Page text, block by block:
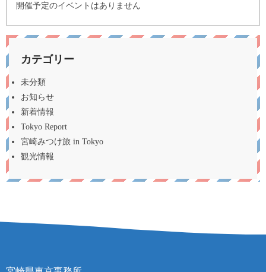
開催予定のイベントはありません
カテゴリー
未分類
お知らせ
新着情報
Tokyo Report
宮崎みつけ旅 in Tokyo
観光情報